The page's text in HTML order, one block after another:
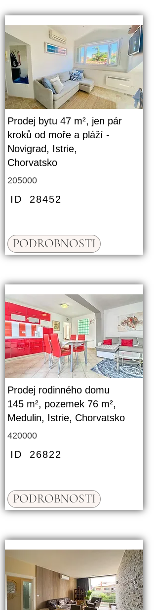
Prodej bytu 47 m², jen pár
kroků od moře a pláží -
Novigrad, Istrie,
Chorvatsko
205000
ID 28452
PODROBNOSTI
Prodej rodinného domu
145 m², pozemek 76 m²,
Medulin, Istrie, Chorvatsko
420000
ID 26822
PODROBNOSTI